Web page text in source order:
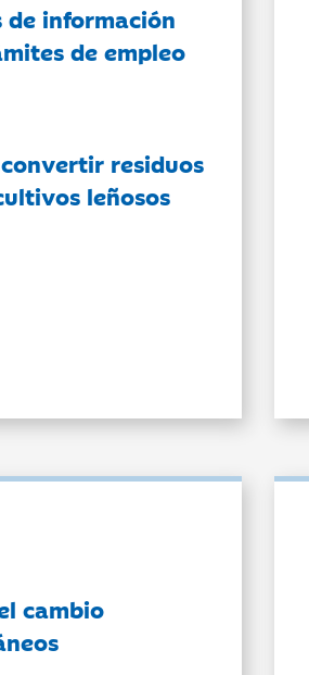
información
de empleo
residuos
leñosos
cambio